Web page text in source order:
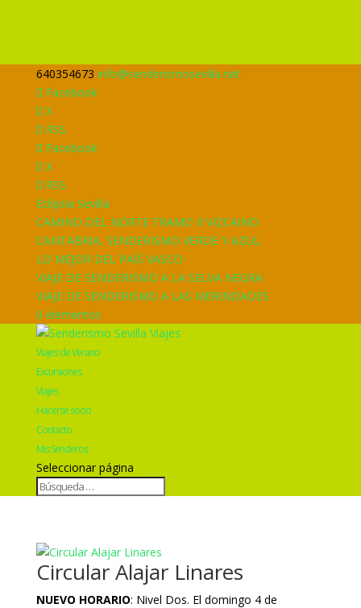
640354673 info@senderismosevilla.net
Facebook
X
RSS
Facebook
X
RSS
Eclipsia Sevilla
CAMINO DEL NORTE TRAMO II VIZCAINO
CANTABRIA, SENDERISMO VERDE Y AZUL
LO MEJOR DEL PAÍS VASCO
VIAJE DE SENDERISMO A LA SELVA NEGRA
VIAJE DE SENDERISMO A LAS MERINDADES
0 elementos
Viajes de Verano
Excursiones
Viajes
Hacerse socio
Contacto
Mis Senderos
Seleccionar página
Circular Alajar Linares
NUEVO HORARIO: Nivel Dos. El domingo 4 de